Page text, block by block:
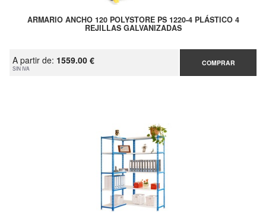
ARMARIO ANCHO 120 POLYSTORE PS 1220-4 PLÁSTICO 4
REJILLAS GALVANIZADAS
A partir de: 1559.00 €
SIN IVA
COMPRAR